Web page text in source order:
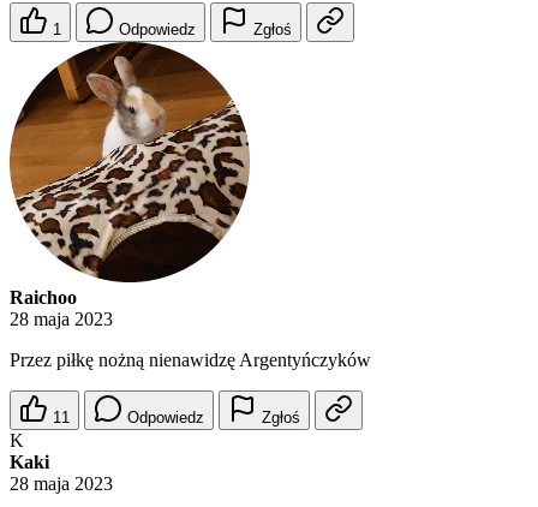
1 Odpowiedz Zgłoś
Raichoo
28 maja 2023
Przez piłkę nożną nienawidzę Argentyńczyków
11 Odpowiedz Zgłoś
K
Kaki
28 maja 2023